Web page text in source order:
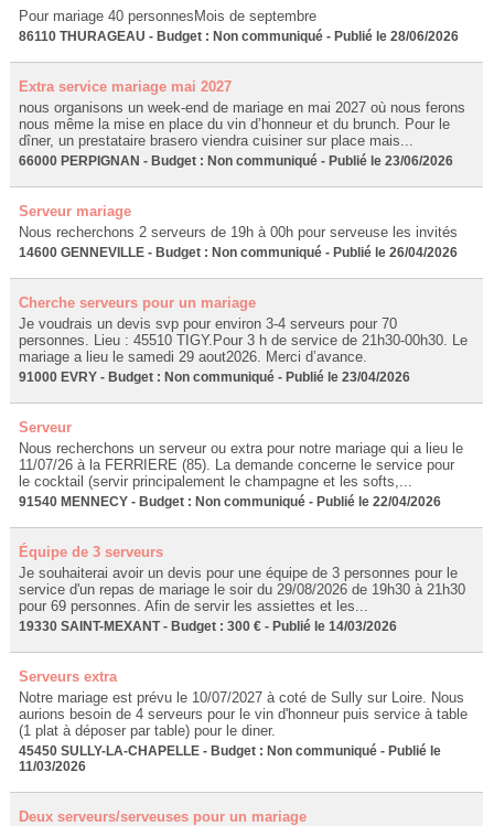
Pour mariage 40 personnesMois de septembre
86110 THURAGEAU - Budget : Non communiqué - Publié le 28/06/2026
Extra service mariage mai 2027
nous organisons un week-end de mariage en mai 2027 où nous ferons
nous même la mise en place du vin d’honneur et du brunch. Pour le
dîner, un prestataire brasero viendra cuisiner sur place mais...
66000 PERPIGNAN - Budget : Non communiqué - Publié le 23/06/2026
Serveur mariage
Nous recherchons 2 serveurs de 19h à 00h pour serveuse les invités
14600 GENNEVILLE - Budget : Non communiqué - Publié le 26/04/2026
Cherche serveurs pour un mariage
Je voudrais un devis svp pour environ 3-4 serveurs pour 70
personnes. Lieu : 45510 TIGY.Pour 3 h de service de 21h30-00h30. Le
mariage a lieu le samedi 29 aout2026. Merci d’avance.
91000 EVRY - Budget : Non communiqué - Publié le 23/04/2026
Serveur
Nous recherchons un serveur ou extra pour notre mariage qui a lieu le
11/07/26 à la FERRIERE (85). La demande concerne le service pour
le cocktail (servir principalement le champagne et les softs,...
91540 MENNECY - Budget : Non communiqué - Publié le 22/04/2026
Équipe de 3 serveurs
Je souhaiterai avoir un devis pour une équipe de 3 personnes pour le
service d'un repas de mariage le soir du 29/08/2026 de 19h30 à 21h30
pour 69 personnes. Afin de servir les assiettes et les...
19330 SAINT-MEXANT - Budget : 300 € - Publié le 14/03/2026
Serveurs extra
Notre mariage est prévu le 10/07/2027 à coté de Sully sur Loire. Nous
aurions besoin de 4 serveurs pour le vin d'honneur puis service à table
(1 plat à déposer par table) pour le diner.
45450 SULLY-LA-CHAPELLE - Budget : Non communiqué - Publié le
11/03/2026
Deux serveurs/serveuses pour un mariage